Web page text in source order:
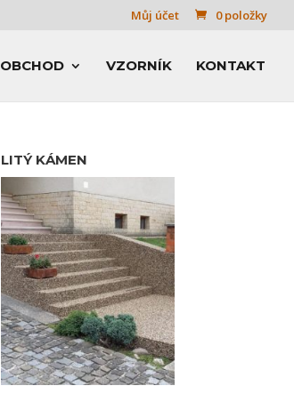
Můj účet 0 položky
OBCHOD VZORNÍK KONTAKT
LITÝ KÁMEN